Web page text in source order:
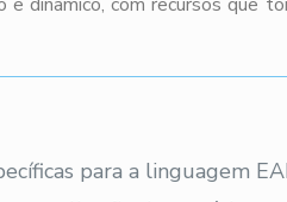
para a linguagem